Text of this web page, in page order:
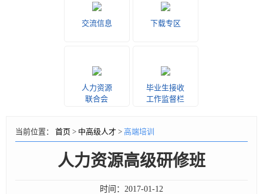
交流信息 下载专区
人力资源
联合会
毕业生接收
工作监督栏
当前位置： 首页 > 中高级人才 > 高端培训
人力资源高级研修班
时间： 2017-01-12